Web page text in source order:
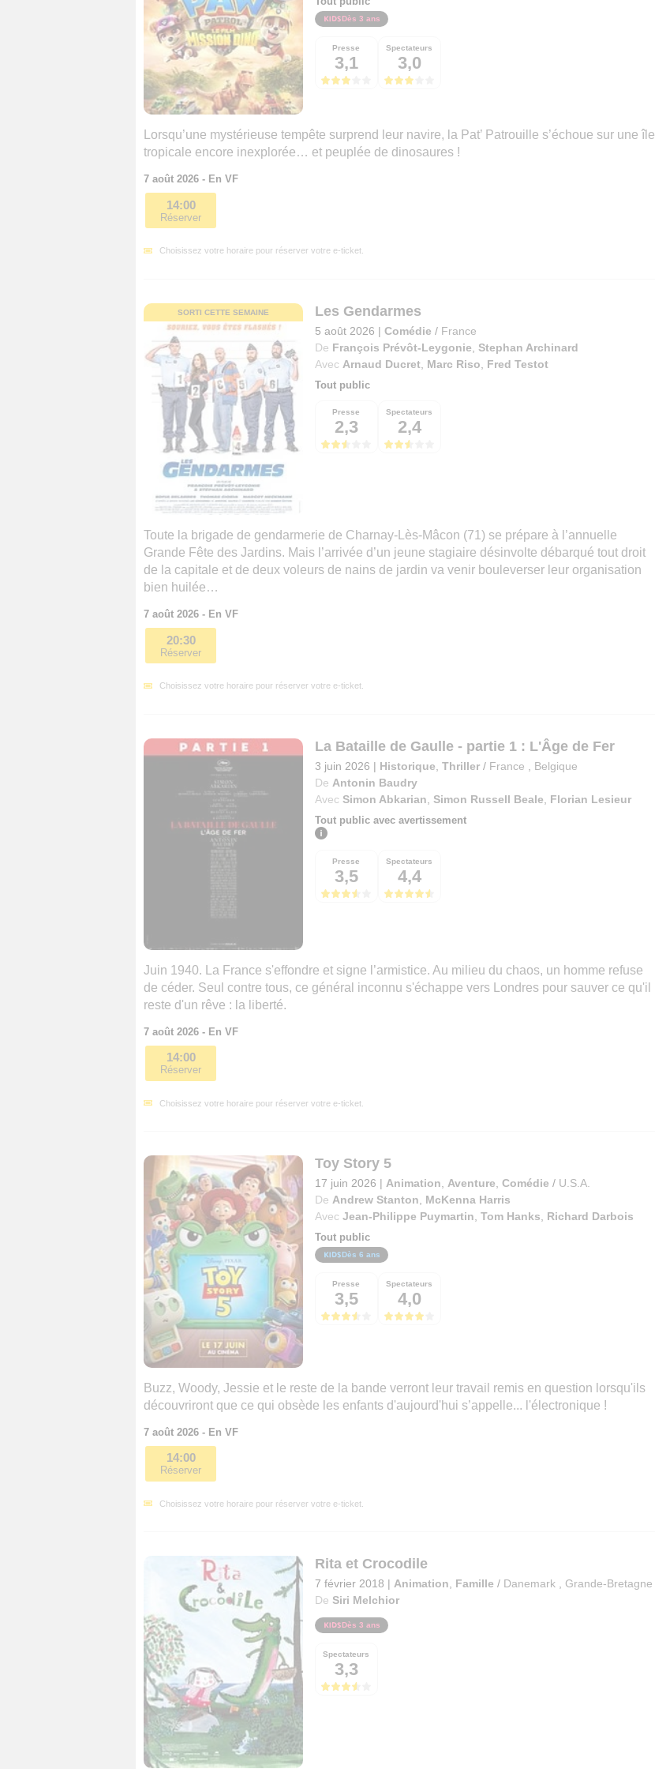
Dès 3 ans
Presse
3,1
Spectateurs
3,0
Lorsqu’une mystérieuse tempête surprend leur navire, la Pat’ Patrouille s’échoue sur une île
tropicale encore inexplorée… et peuplée de dinosaures !
7 août 2026 - En VF
14:00
Réserver
Choisissez votre horaire pour réserver votre e-ticket.
SORTI CETTE SEMAINE Les Gendarmes
5 août 2026 | Comédie / France
De François Prévôt-Leygonie Stephan Archinard
Avec Arnaud Ducret, Marc Riso Fred Testot
Tout public
Presse
2,3
Spectateurs
2,4
Toute la brigade de gendarmerie de Charnay-Lès-Mâcon (71) se prépare à l’annuelle
Grande Fête des Jardins. Mais l’arrivée d’un jeune stagiaire désinvolte débarqué tout droit
de la capitale et de deux voleurs de nains de jardin va venir bouleverser leur organisation
bien huilée…
7 août 2026 - En VF
20:30
Réserver
Choisissez votre horaire pour réserver votre e-ticket.
La Bataille de Gaulle - partie 1 : L'Âge de Fer
3 juin 2026 | Historique Thriller / France
Belgique
De Antonin Baudry
Avec Simon Abkarian Simon Russell Beale Florian Lesieur
Tout public avec avertissement
Presse
3,5
Spectateurs
4,4
Juin 1940. La France s'effondre et signe l’armistice. Au milieu du chaos, un homme refuse
de céder. Seul contre tous, ce général inconnu s'échappe vers Londres pour sauver ce qu'il
reste d'un rêve : la liberté.
7 août 2026 - En VF
14:00
Réserver
Choisissez votre horaire pour réserver votre e-ticket.
Toy Story 5
17 juin 2026 | Animation, Aventure, Comédie / U.S.A.
De Andrew Stanton, McKenna Harris
Avec Jean-Philippe Puymartin, Tom Hanks, Richard Darbois
Tout public
Dès 6 ans
Presse
3,5
Spectateurs
4,0
Buzz, Woody, Jessie et le reste de la bande verront leur travail remis en question lorsqu'ils
découvriront que ce qui obsède les enfants d'aujourd'hui s’appelle... l'électronique !
7 août 2026 - En VF
14:00
Réserver
Choisissez votre horaire pour réserver votre e-ticket.
Rita et Crocodile
7 février 2018 | Animation, Famille / Danemark, Grande-Bretagne
De Siri Melchior
Dès 3 ans
Spectateurs
3,3